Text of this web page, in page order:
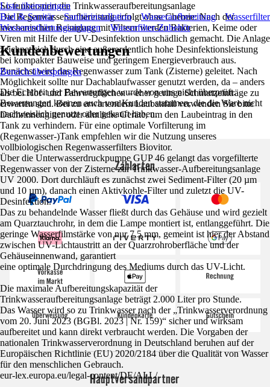
So funktioniert die Trinkwasseraufbereitungsanlage
Die Regenwasseraufbereitung erfolgt ohne Chemie: Nach der
mechanischen Reinigung mit Filtern werden Bakterien, Keime oder
Viren mit Hilfe der UV-Desinfektion unschädlich gemacht. Die Anlage
zeichnet sich durch eine außerordentlich hohe Desinfektionsleistung
bei kompakter Bauweise und geringem Energieverbrauch aus.
Zunächst wird das Regenwasser zum Tank (Zisterne) geleitet. Nach
Möglichkeit sollte nur Dachablaufwasser genutzt werden, da – anders
als bei Hof- und Fahrwegflächen – eher geringe Schmutzeinträge zu
erwarten sind. Bei zu erwartendem Laubanfall verwenden Sie bitte
Dachrinnengitter oder ähnliche Geräte, um den Laubeintrag in den
Tank zu verhindern. Für eine optimale Vorfilterung im
(Regenwasser-)Tank empfehlen wir die Nutzung unseres
vollbiologischen Regenwasserfilters Biovitor.
Über die Unterwasserdruckpumpe GUP 46 gelangt das vorgefilterte
Regenwasser von der Zisterne zur Trinkwasser-Aufbereitungsanlage
UV 2000. Dort durchläuft es zunächst zwei Sediment-Filter (20 µm
und 10 µm), danach einen Aktivkohle-Filter und zuletzt die UV-
Desinfektion.
Das zu behandelnde Wasser fließt durch das Gehäuse und wird gezielt
am Quarztauchrohr, in dem die Lampe montiert ist, entlanggeführt. Die
geringe Wasserfilmstärke von nur 7,5 mm, gemeint ist hier der Abstand
zwischen UV-Lichtaustritt an der Quarzrohroberfläche und der
Gehäuseinnenwand, garantiert
eine optimale Durchdringung des Mediums durch das UV-Licht.
Die maximale Aufbereitungskapazität der
Trinkwasseraufbereitungsanlage beträgt 2.000 Liter pro Stunde.
Das Wasser wird so zu Trinkwasser nach der „Trinkwasserverordnung
vom 20. Juni 2023 (BGBl. 2023 | Nr. 159)“ sicher und wirksam
aufbereitet und kann direkt verbraucht werden. Die Vorgaben der
nationalen Trinkwasserverordnung in Deutschland beruhen auf der
Europäischen Richtlinie (EU) 2020/2184 über die Qualität von Wasser
für den menschlichen Gebrauch.
eur-lex.europa.eu/legal-content/DE/ALL/
Liste überspringen
Bad & Sanitär
Sanitärinstallation Wasseraufbereitung
Wasserfilter
Wasserenthärtungsanlagen
Wasserfilter-Zubehör
Kundenbewertungen
Bereich überspringen
Die Echtheit der Bewertungen wurde von uns nicht überprüft.
Bewertungen können auch von Kunden stammen, die die Ware nicht
nachweislich genutzt oder gekauft haben.
Zahlarten
Hauptversandpartner